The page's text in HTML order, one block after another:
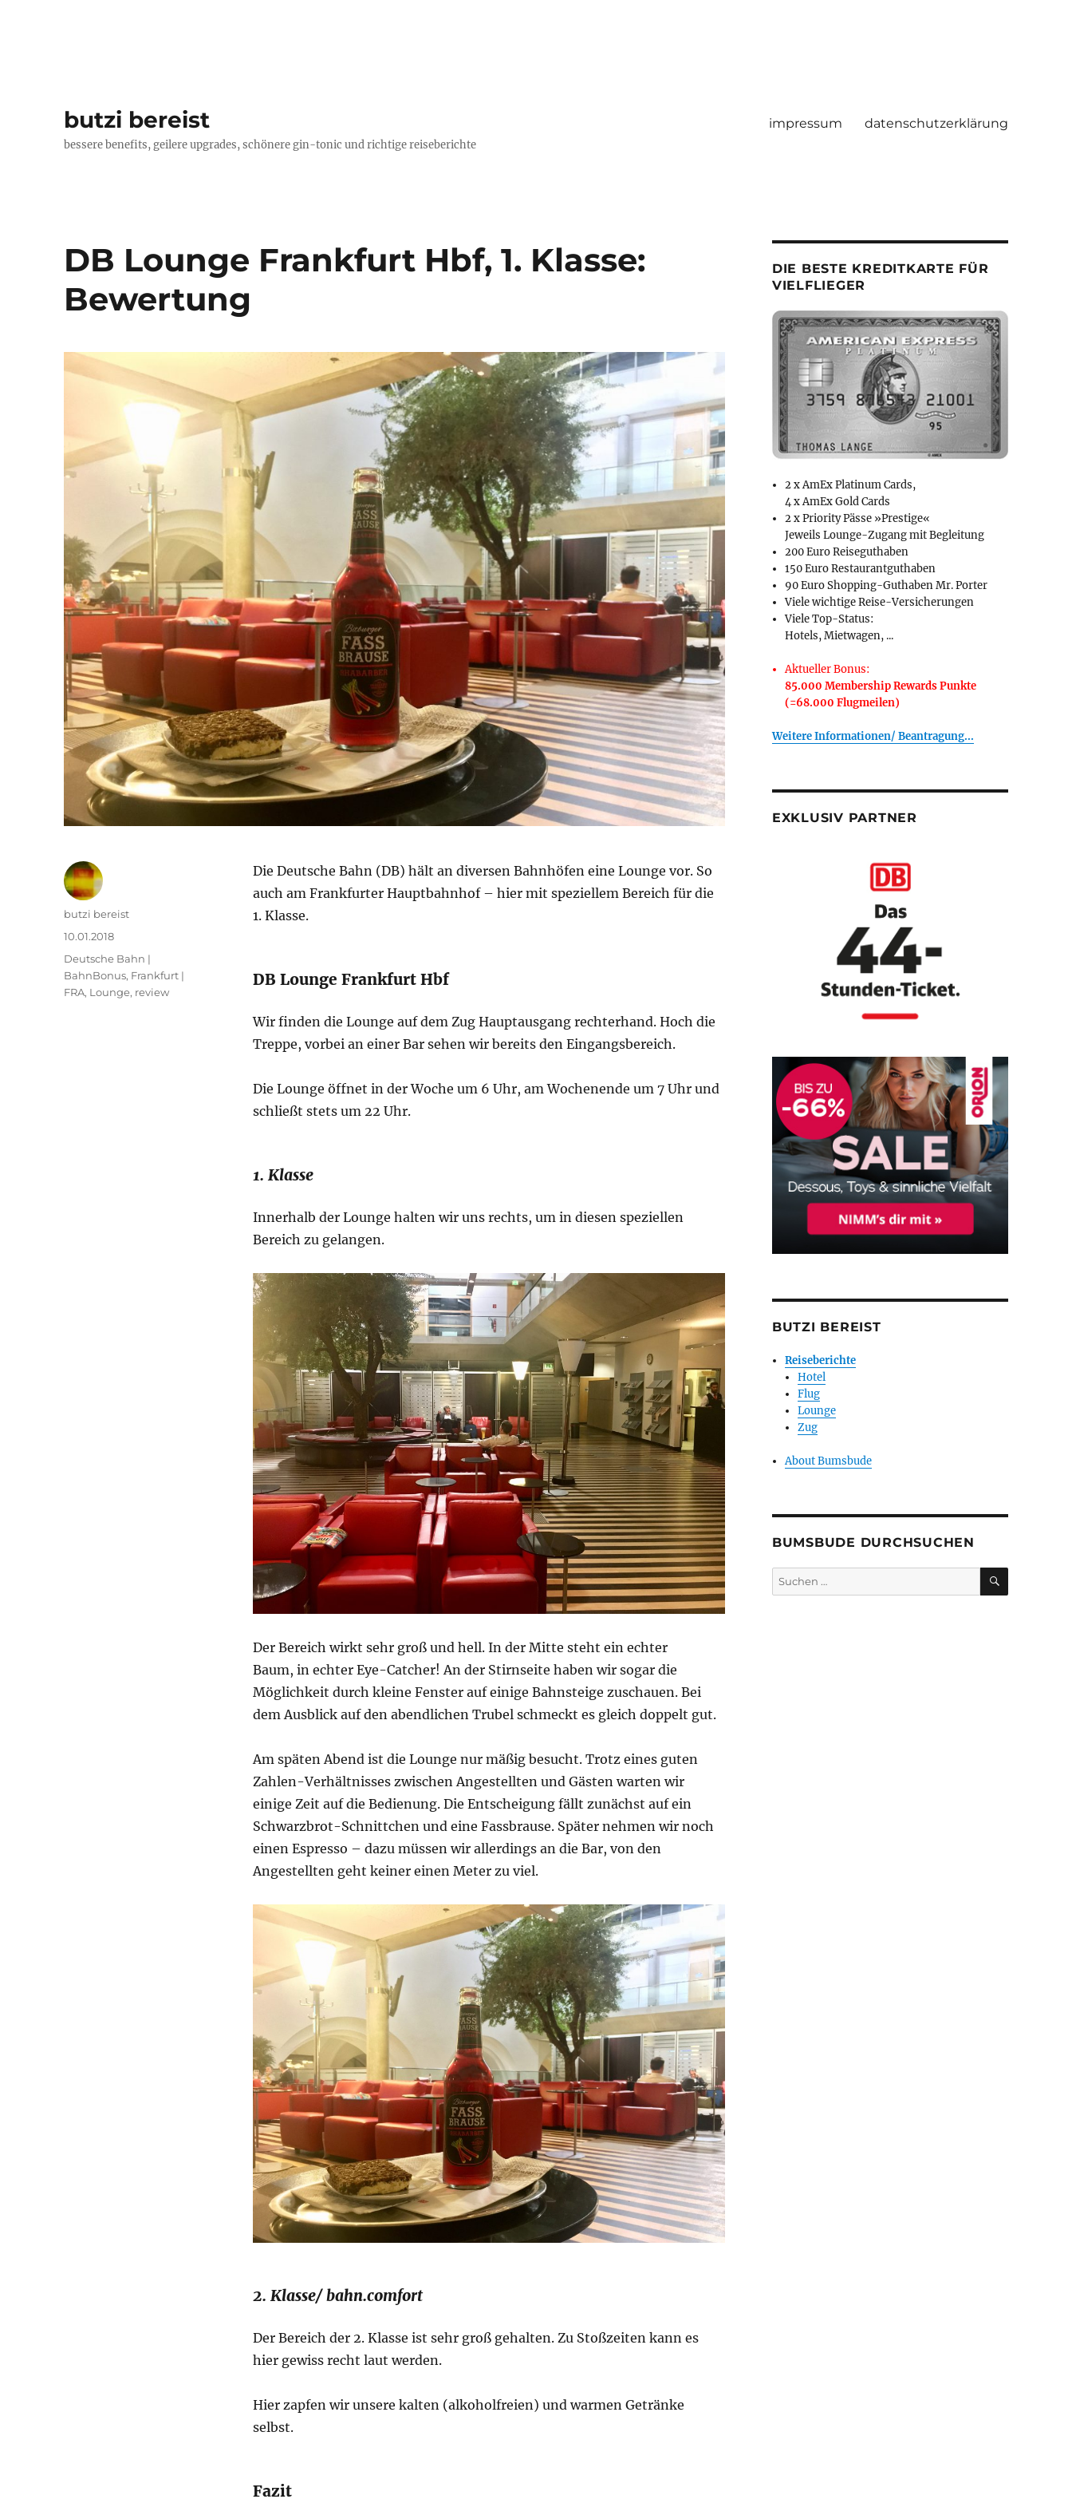
butzi bereist
bessere benefits, geilere upgrades, schönere gin-tonic und richtige reiseberichte
impressum datenschutzerklärung
DB Lounge Frankfurt Hbf, 1. Klasse:
Bewertung
Die Deutsche Bahn (DB) hält an diversen Bahnhöfen eine Lounge vor. So
auch am Frankfurter Hauptbahnhof – hier mit speziellem Bereich für die
1. Klasse.
DB Lounge Frankfurt Hbf
Wir finden die Lounge auf dem Zug Hauptausgang rechterhand. Hoch die
Treppe, vorbei an einer Bar sehen wir bereits den Eingangsbereich.
Die Lounge öffnet in der Woche um 6 Uhr, am Wochenende um 7 Uhr und
schließt stets um 22 Uhr.
1. Klasse
Innerhalb der Lounge halten wir uns rechts, um in diesen speziellen
Bereich zu gelangen.
Der Bereich wirkt sehr groß und hell. In der Mitte steht ein echter
Baum, in echter Eye-Catcher! An der Stirnseite haben wir sogar die
Möglichkeit durch kleine Fenster auf einige Bahnsteige zuschauen. Bei
dem Ausblick auf den abendlichen Trubel schmeckt es gleich doppelt gut.
Am späten Abend ist die Lounge nur mäßig besucht. Trotz eines guten
Zahlen-Verhältnisses zwischen Angestellten und Gästen warten wir
einige Zeit auf die Bedienung. Die Entscheigung fällt zunächst auf ein
Schwarzbrot-Schnittchen und eine Fassbrause. Später nehmen wir noch
einen Espresso – dazu müssen wir allerdings an die Bar, von den
Angestellten geht keiner einen Meter zu viel.
2. Klasse/ bahn.comfort
Der Bereich der 2. Klasse ist sehr groß gehalten. Zu Stoßzeiten kann es
hier gewiss recht laut werden.
Hier zapfen wir unsere kalten (alkoholfreien) und warmen Getränke
selbst.
Fazit
Autor
butzi bereist
Veröffentlicht
10.01.2018
Kategorien
Deutsche Bahn |
BahnBonus, Frankfurt |
FRA, Lounge, review
DIE BESTE KREDITKARTE FÜR
VIELFLIEGER
2 x AmEx Platinum Cards,
4 x AmEx Gold Cards
2 x Priority Pässe »Prestige«
Jeweils Lounge-Zugang mit Begleitung
200 Euro Reiseguthaben
150 Euro Restaurantguthaben
90 Euro Shopping-Guthaben Mr. Porter
Viele wichtige Reise-Versicherungen
Viele Top-Status:
Hotels, Mietwagen, ...
Aktueller Bonus:
85.000 Membership Rewards Punkte
(=68.000 Flugmeilen)
Weitere Informationen/ Beantragung...
EXKLUSIV PARTNER
BUTZI BEREIST
Reiseberichte
Hotel
Flug
Lounge
Zug
About Bumsbude
BUMSBUDE DURCHSUCHEN
Suche
nach:
SUCHEN